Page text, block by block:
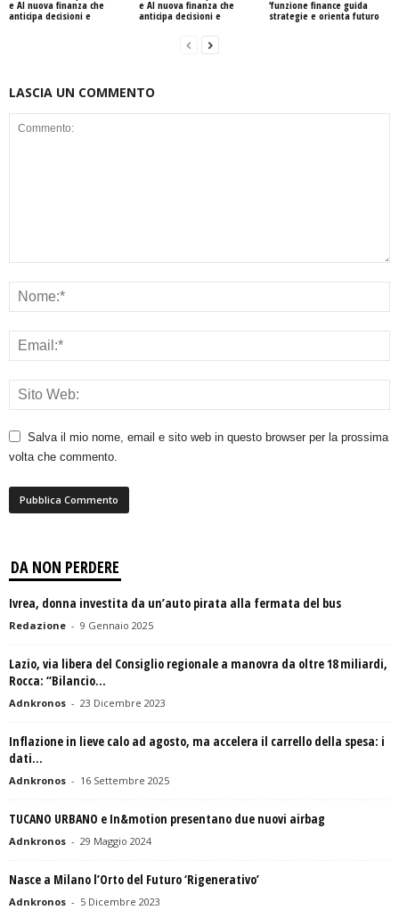
e AI nuova finanza che
anticipa decisioni e
e AI nuova finanza che
anticipa decisioni e
‘funzione finance guida
strategie e orienta futuro
LASCIA UN COMMENTO
Salva il mio nome, email e sito web in questo browser per la prossima
volta che commento.
DA NON PERDERE
Ivrea, donna investita da un’auto pirata alla fermata del bus
Redazione - 9 Gennaio 2025
Lazio, via libera del Consiglio regionale a manovra da oltre 18 miliardi,
Rocca: “Bilancio...
Adnkronos - 23 Dicembre 2023
Inflazione in lieve calo ad agosto, ma accelera il carrello della spesa: i
dati...
Adnkronos - 16 Settembre 2025
TUCANO URBANO e In&motion presentano due nuovi airbag
Adnkronos - 29 Maggio 2024
Nasce a Milano l’Orto del Futuro ‘Rigenerativo’
Adnkronos - 5 Dicembre 2023